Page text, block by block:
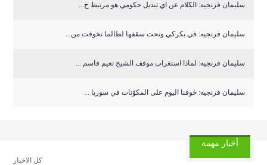
سليمان فرنجيه: الكلام عن اي تبديل حكومي هو مرتبط ح...
سليمان فرنجيه: في بكركي وتحت سقفها لطالما تخوفت من...
سليمان فرنجيه: لماذا استغراب موقف الشيخ نعيم قاسم ...
سليمان فرنجيه: خوفنا اليوم على المكوّنات في سوريا ...
أخبار مهمة
كل الاخبار